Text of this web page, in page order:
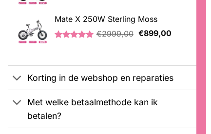
5.00
op 5
gebaseerd
op
klantbeoordeling
€2099,00.
Mate X 250W Sterling Moss
klantbeoordelingen
€2999,00 Oorspronkelijke
€899,00Huidige
Korting in de webshop en reparaties
Met welke betaalmethode kan ik
betalen?